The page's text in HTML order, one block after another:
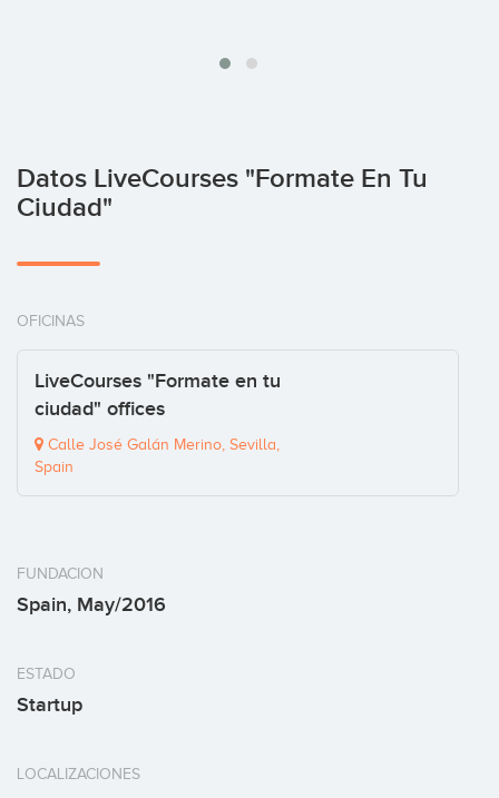
Datos LiveCourses "Formate En Tu
Ciudad"
OFICINAS
LiveCourses "Formate en tu
ciudad" offices
Calle José Galán Merino, Sevilla,
Spain
FUNDACION
Spain, May/2016
ESTADO
Startup
LOCALIZACIONES